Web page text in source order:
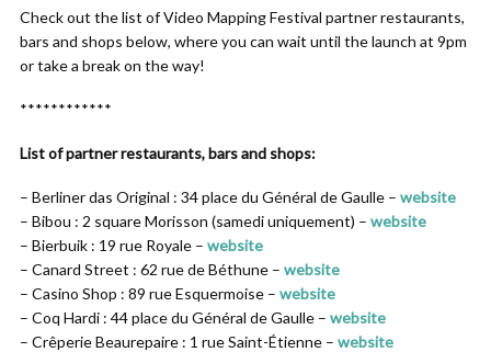
Check out the list of Video Mapping Festival partner restaurants,
bars and shops below, where you can wait until the launch at 9pm
or take a break on the way!
************
List of partner restaurants, bars and shops:
– Berliner das Original : 34 place du Général de Gaulle – website
– Bibou : 2 square Morisson (samedi uniquement) – website
– Bierbuik : 19 rue Royale – website
– Canard Street : 62 rue de Béthune – website
– Casino Shop : 89 rue Esquermoise – website
– Coq Hardi : 44 place du Général de Gaulle – website
– Crêperie Beaurepaire : 1 rue Saint-Étienne – website